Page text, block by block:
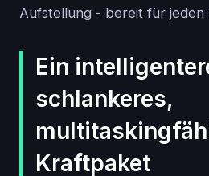
Aufstellung - bereit für jeden
Ein
schlankeres,
Kraftpaket